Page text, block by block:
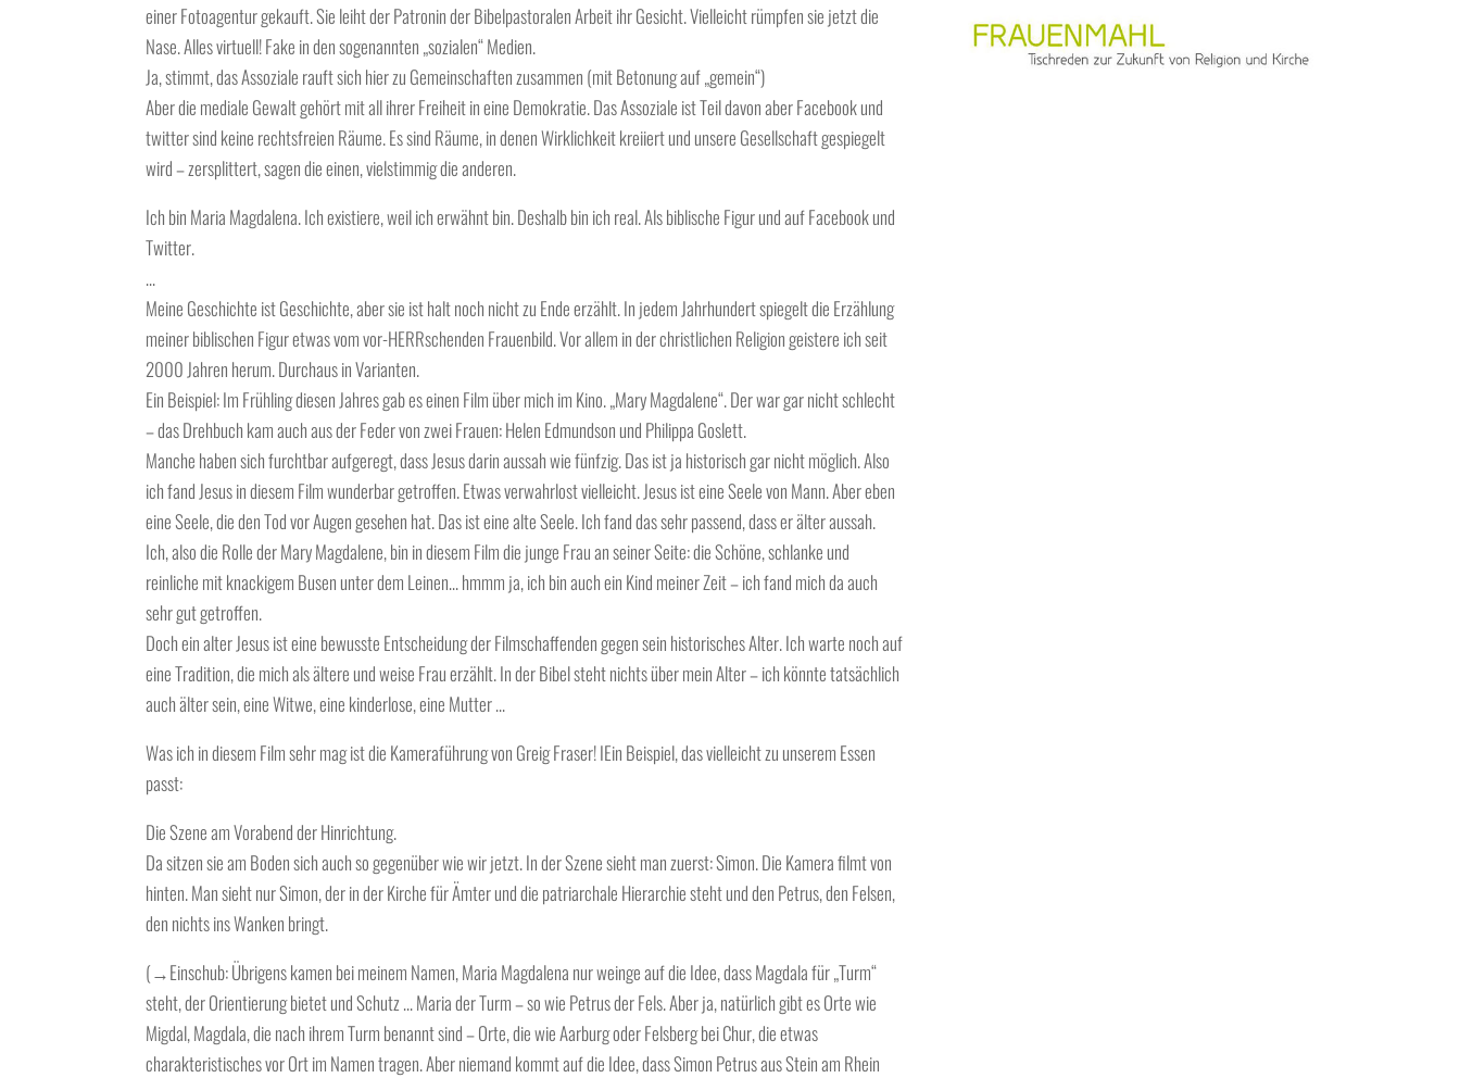
einer Fotoagentur gekauft. Sie leiht der Patronin der Bibelpastoralen Arbeit ihr Gesicht. Vielleicht rümpfen sie jetzt die
Nase. Alles virtuell! Fake in den sogenannten „sozialen“ Medien.
Ja, stimmt, das Assoziale rauft sich hier zu Gemeinschaften zusammen (mit Betonung auf „gemein“)
Aber die mediale Gewalt gehört mit all ihrer Freiheit in eine Demokratie. Das Assoziale ist Teil davon aber Facebook und
twitter sind keine rechtsfreien Räume. Es sind Räume, in denen Wirklichkeit kreiiert und unsere Gesellschaft gespiegelt
wird – zersplittert, sagen die einen, vielstimmig die anderen.
Ich bin Maria Magdalena. Ich existiere, weil ich erwähnt bin. Deshalb bin ich real. Als biblische Figur und auf Facebook und
Twitter.
…
Meine Geschichte ist Geschichte, aber sie ist halt noch nicht zu Ende erzählt. In jedem Jahrhundert spiegelt die Erzählung
meiner biblischen Figur etwas vom vor-HERRschenden Frauenbild. Vor allem in der christlichen Religion geistere ich seit
2000 Jahren herum. Durchaus in Varianten.
Ein Beispiel: Im Frühling diesen Jahres gab es einen Film über mich im Kino. „Mary Magdalene“. Der war gar nicht schlecht
– das Drehbuch kam auch aus der Feder von zwei Frauen: Helen Edmundson und Philippa Goslett.
Manche haben sich furchtbar aufgeregt, dass Jesus darin aussah wie fünfzig. Das ist ja historisch gar nicht möglich. Also
ich fand Jesus in diesem Film wunderbar getroffen. Etwas verwahrlost vielleicht. Jesus ist eine Seele von Mann. Aber eben
eine Seele, die den Tod vor Augen gesehen hat. Das ist eine alte Seele. Ich fand das sehr passend, dass er älter aussah.
Ich, also die Rolle der Mary Magdalene, bin in diesem Film die junge Frau an seiner Seite: die Schöne, schlanke und
reinliche mit knackigem Busen unter dem Leinen… hmmm ja, ich bin auch ein Kind meiner Zeit – ich fand mich da auch
sehr gut getroffen.
Doch ein alter Jesus ist eine bewusste Entscheidung der Filmschaffenden gegen sein historisches Alter. Ich warte noch auf
eine Tradition, die mich als ältere und weise Frau erzählt. In der Bibel steht nichts über mein Alter – ich könnte tatsächlich
auch älter sein, eine Witwe, eine kinderlose, eine Mutter …
Was ich in diesem Film sehr mag ist die Kameraführung von Greig Fraser! IEin Beispiel, das vielleicht zu unserem Essen
passt:
Die Szene am Vorabend der Hinrichtung.
Da sitzen sie am Boden sich auch so gegenüber wie wir jetzt. In der Szene sieht man zuerst: Simon. Die Kamera filmt von
hinten. Man sieht nur Simon, der in der Kirche für Ämter und die patriarchale Hierarchie steht und den Petrus, den Felsen,
den nichts ins Wanken bringt.
(→Einschub: Übrigens kamen bei meinem Namen, Maria Magdalena nur weinge auf die Idee, dass Magdala für „Turm“
steht, der Orientierung bietet und Schutz … Maria der Turm – so wie Petrus der Fels. Aber ja, natürlich gibt es Orte wie
Migdal, Magdala, die nach ihrem Turm benannt sind – Orte, die wie Aarburg oder Felsberg bei Chur, die etwas
charakteristisches vor Ort im Namen tragen. Aber niemand kommt auf die Idee, dass Simon Petrus aus Stein am Rhein